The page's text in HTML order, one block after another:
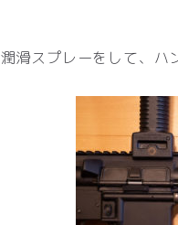
滑スプレーをして、